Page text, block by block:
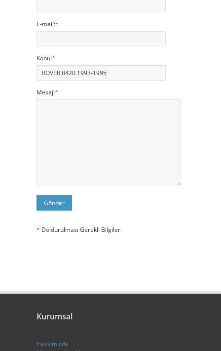
E-mail:*
Konu:*
Mesaj:*
* Doldurulması Gerekli Bilgiler
Kurumsal
Hakkımızda